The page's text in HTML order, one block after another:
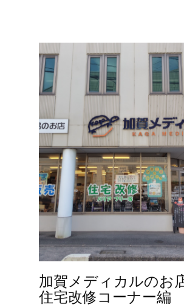
加賀メディカルのお
住宅改修コーナー編